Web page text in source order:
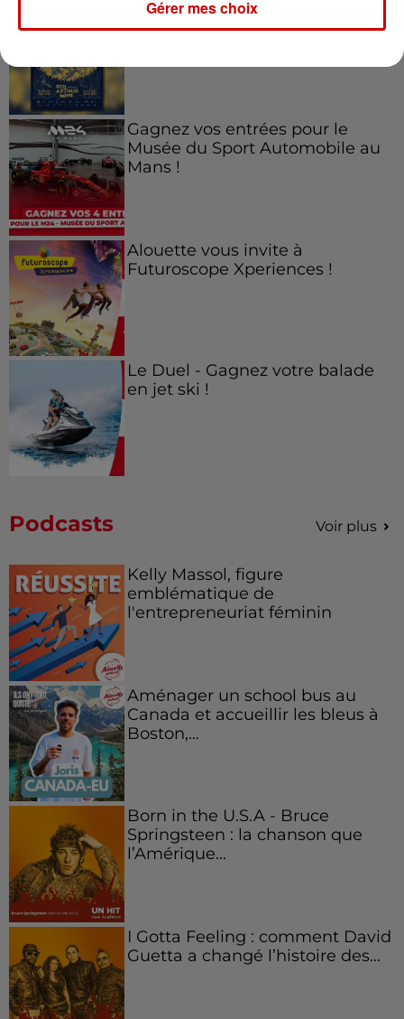
Gagnez vos places pour le
Festival du Roi Arthur 2026 !
Gagnez vos entrées pour le
Musée du Sport Automobile au
Mans !
Alouette vous invite à
Futuroscope Xperiences !
Le Duel - Gagnez votre balade
en jet ski !
Podcasts Voir plus
Kelly Massol, figure
emblématique de
l'entrepreneuriat féminin
Aménager un school bus au
Canada et accueillir les bleus à
Boston,...
Born in the U.S.A - Bruce
Springsteen : la chanson que
l’Amérique...
I Gotta Feeling : comment David
Guetta a changé l’histoire des...
Gérer mes choix